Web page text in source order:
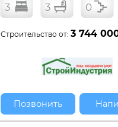
3 3 0
Строительство от: 3 744
Позвонить